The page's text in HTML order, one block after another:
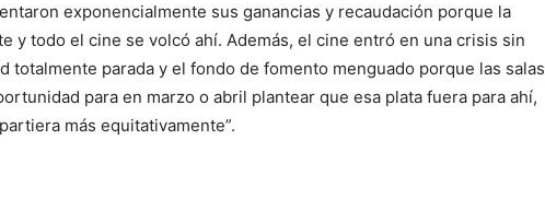
exponencialmente sus ganancias y recaudación porque la
y todo el cine se volcó ahí. Además, el cine entró en una crisis sin
totalmente parada y el fondo de fomento menguado porque las salas
para en marzo o abril plantear que esa plata fuera para ahí,
más equitativamente”.